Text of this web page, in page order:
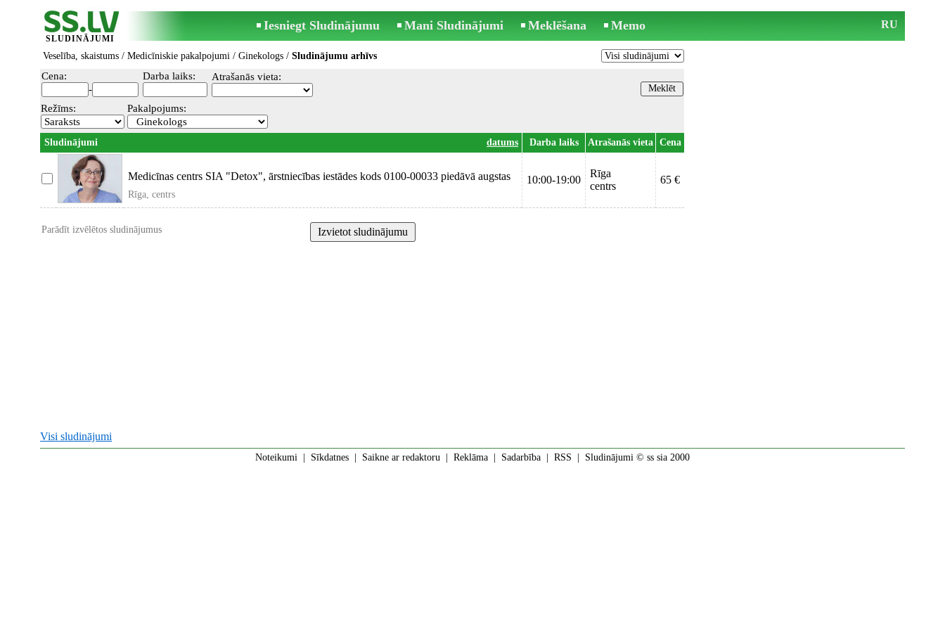
SLUDINĀJUMI
Iesniegt Sludinājumu Mani Sludinājumi Meklēšana Memo RU
Veselība, skaistums / Medicīniskie pakalpojumi / Ginekologs / Sludinājumu arhīvs
Cena:
-
Darba laiks: Atrašanās vieta:
Režīms: Pakalpojums:
Sludinājumi datums Darba laiks Atrašanās vieta Cena
Medicīnas centrs SIA "Detox", ārstniecības iestādes kods 0100-00033 piedāvā augstas
Rīga, centrs
10:00-19:00
Rīga
centrs
65 €
Parādīt izvēlētos sludinājumus
Visi sludinājumi
Noteikumi Sīkdatnes Saikne ar redaktoru Reklāma Sadarbība RSS | Sludinājumi © ss sia 2000